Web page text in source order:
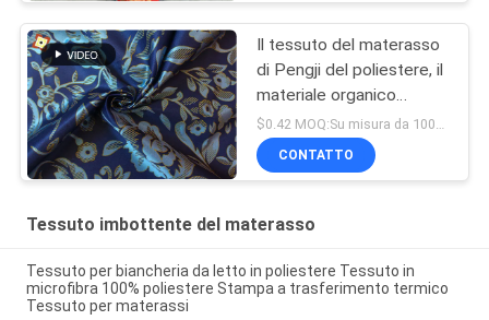
Il tessuto del materasso
di Pengji del poliestere, il
materiale organico
naturale, filo di ordito
tricottato ha stampato il
tessuto del materasso
$0.42 MOQ:Su misura da 1000m per ogni modello
CONTATTO
Tessuto imbottente del materasso
Tessuto per biancheria da letto in poliestere Tessuto in
microfibra 100% poliestere Stampa a trasferimento termico
Tessuto per materassi